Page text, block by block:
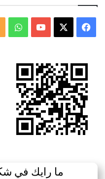
فيسبوك ‫YouTube
ما رايك في